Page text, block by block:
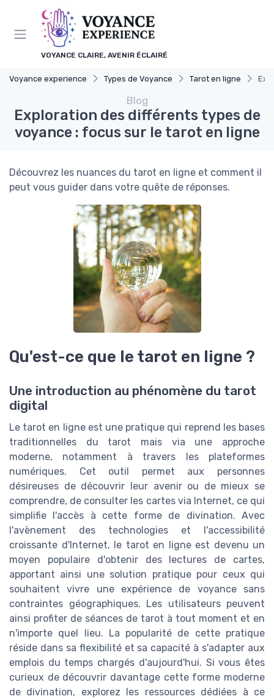
VOYANCE CLAIRE, AVENIR ÉCLAIRÉ
Voyance experience Types de Voyance Tarot en ligne
Blog
Exploration des différents types de
voyance : focus sur le tarot en ligne
Découvrez les nuances du tarot en ligne et comment il
peut vous guider dans votre quête de réponses.
Qu'est-ce que le tarot en ligne ?
Une introduction au phénomène du tarot
digital
Le tarot en ligne est une pratique qui reprend les bases
traditionnelles du tarot mais via une approche
moderne, notamment à travers les plateformes
numériques. Cet outil permet aux personnes
désireuses de découvrir leur avenir ou de mieux se
comprendre, de consulter les cartes via Internet, ce qui
simplifie l'accès à cette forme de divination. Avec
l'avènement des technologies et l'accessibilité
croissante d'Internet, le tarot en ligne est devenu un
moyen populaire d'obtenir des lectures de cartes,
apportant ainsi une solution pratique pour ceux qui
souhaitent vivre une expérience de voyance sans
contraintes géographiques. Les utilisateurs peuvent
ainsi profiter de séances de tarot à tout moment et en
n'importe quel lieu. La popularité de cette pratique
réside dans sa flexibilité et sa capacité à s'adapter aux
emplois du temps chargés d'aujourd'hui. Si vous êtes
curieux de découvrir davantage cette forme moderne
de divination, explorez les ressources dédiées à ce
Panneau de gestion des cookies